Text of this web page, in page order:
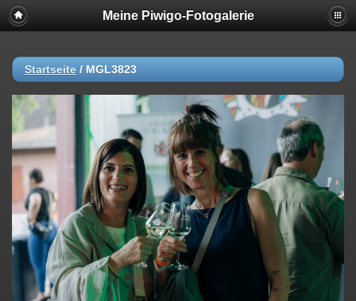
Meine Piwigo-Fotogalerie
Startseite / MGL3823